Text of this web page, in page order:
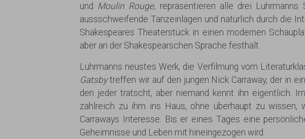
und Moulin Rouge, repräsentieren alle drei
aussschweifende Tanzeinlagen und natürlich durch die
Shakespeares Theaterstück in einen modernen
aber an der Shakespearschen Sprache festhält.
Luhrmanns neustes Werk, die Verfilmung vom
Gatsbytreffen wir auf den jungen Nick Carraway, der in
den jeder tratscht, aber niemand kennt ihn eigentlich.
zahlreich zu ihm ins Haus, ohne überhaupt zu wissen,
Carraways Interesse. Bis er eines Tages eine
Geheimnisse und Leben mit hineingezogen wird.